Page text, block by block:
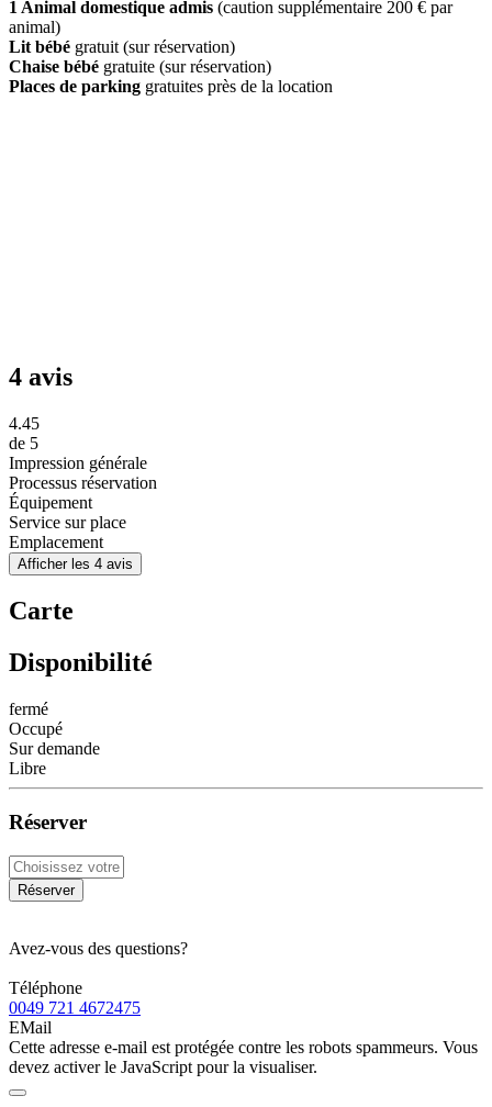
1 Animal domestique admis (caution supplémentaire 200 € par
animal)
Lit bébé gratuit (sur réservation)
Chaise bébé gratuite (sur réservation)
Places de parking gratuites près de la location
4 avis
4.45
de 5
Impression générale
Processus réservation
Équipement
Service sur place
Emplacement
Afficher les 4 avis
Carte
Disponibilité
fermé
Occupé
Sur demande
Libre
Réserver
Réserver
Avez-vous des questions?
Téléphone
0049 721 4672475
EMail
Cette adresse e-mail est protégée contre les robots spammeurs. Vous
devez activer le JavaScript pour la visualiser.